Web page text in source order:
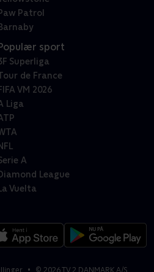
Patrol
sport
Superliga
de France
VM 2026
Liga
A
League
Vuelta
© 2026TV 2 DANMARK A/S